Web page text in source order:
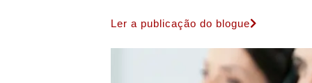
Ler a publicação do blogue